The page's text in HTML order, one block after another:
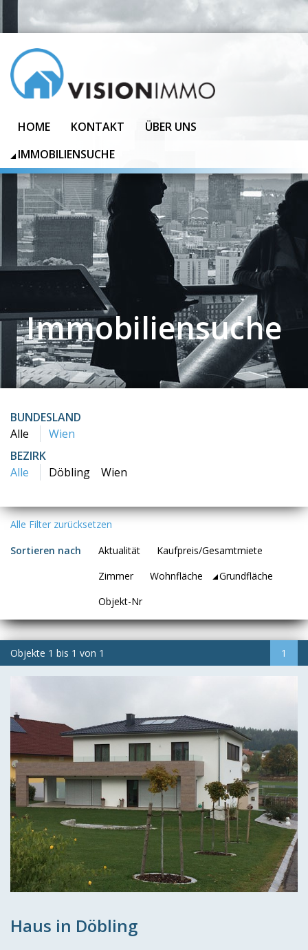
HOME KONTAKT
ÜBER UNS
IMMOBILIENSUCHE
Immobiliensuche
BUNDESLAND
Alle
Wien
BEZIRK
Alle
Döbling Wien
Alle Filter zurücksetzen
Sortieren nach
Aktualität
Kaufpreis/Gesamtmiete
Zimmer
Wohnfläche
Grundfläche
Objekt-Nr
Objekte 1 bis 1 von 1 1
Haus in Döbling